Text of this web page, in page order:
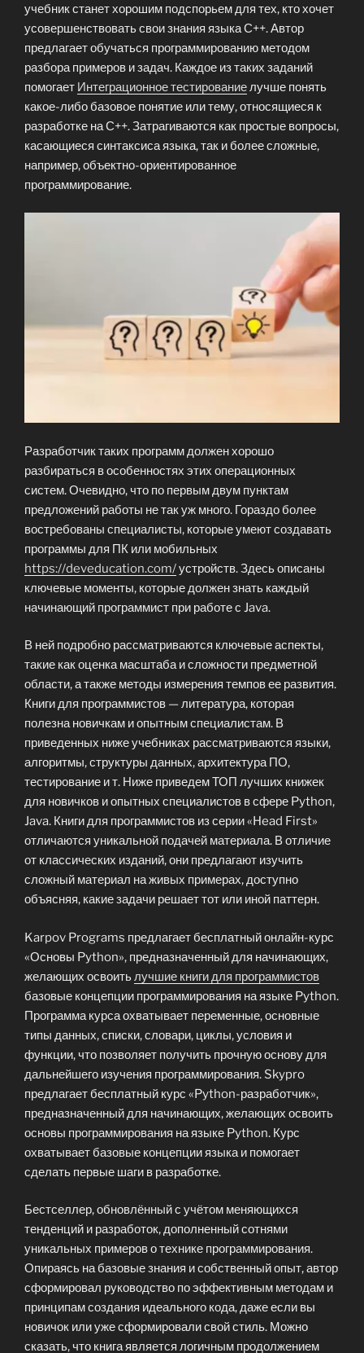
учебник станет хорошим подспорьем для тех, кто хочет
усовершенствовать свои знания языка С++. Автор
предлагает обучаться программированию методом
разбора примеров и задач. Каждое из таких заданий
помогает Интеграционное тестирование лучше понять
какое-либо базовое понятие или тему, относящиеся к
разработке на С++. Затрагиваются как простые вопросы,
касающиеся синтаксиса языка, так и более сложные,
например, объектно-ориентированное
программирование.
Разработчик таких программ должен хорошо
разбираться в особенностях этих операционных
систем. Очевидно, что по первым двум пунктам
предложений работы не так уж много. Гораздо более
востребованы специалисты, которые умеют создавать
программы для ПК или мобильных
https://deveducation.com/устройств. Здесь описаны
ключевые моменты, которые должен знать каждый
начинающий программист при работе с Java.
В ней подробно рассматриваются ключевые аспекты,
такие как оценка масштаба и сложности предметной
области, а также методы измерения темпов ее развития.
Книги для программистов — литература, которая
полезна новичкам и опытным специалистам. В
приведенных ниже учебниках рассматриваются языки,
алгоритмы, структуры данных, архитектура ПО,
тестирование и т. Ниже приведем ТОП лучших книжек
для новичков и опытных специалистов в сфере Python,
Java. Книги для программистов из серии «Head First»
отличаются уникальной подачей материала. В отличие
от классических изданий, они предлагают изучить
сложный материал на живых примерах, доступно
объясняя, какие задачи решает тот или иной паттерн.
Karpov Programs предлагает бесплатный онлайн-курс
«Основы Python», предназначенный для начинающих,
желающих освоитьлучшие книги для программистов
базовые концепции программирования на языке Python.
Программа курса охватывает переменные, основные
типы данных, списки, словари, циклы, условия и
функции, что позволяет получить прочную основу для
дальнейшего изучения программирования. Skypro
предлагает бесплатный курс «Python-разработчик»,
предназначенный для начинающих, желающих освоить
основы программирования на языке Python. Курс
охватывает базовые концепции языка и помогает
сделать первые шаги в разработке.
Бестселлер, обновлённый с учётом меняющихся
тенденций и разработок, дополненный сотнями
уникальных примеров о технике программирования.
Опираясь на базовые знания и собственный опыт, автор
сформировал руководство по эффективным методам и
принципам создания идеального кода, даже если вы
новичок или уже сформировали свой стиль. Можно
сказать, что книга является логичным продолжением